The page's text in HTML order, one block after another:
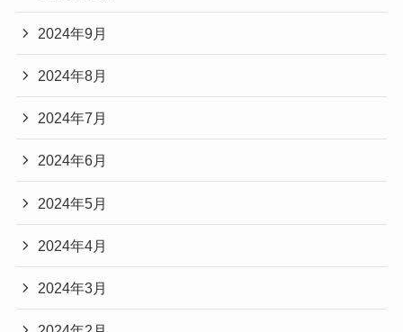
2024年9月
2024年8月
2024年7月
2024年6月
2024年5月
2024年4月
2024年3月